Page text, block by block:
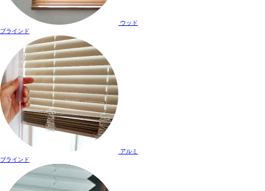
ウッド
ブラインド
アルミ
ブラインド